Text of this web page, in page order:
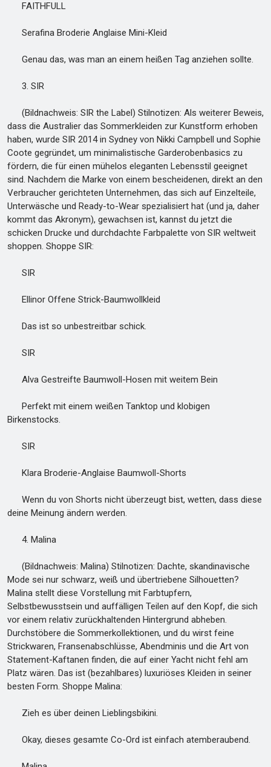
FAITHFULL
Serafina Broderie Anglaise Mini-Kleid
Genau das, was man an einem heißen Tag anziehen sollte.
3. SIR
(Bildnachweis: SIR the Label) Stilnotizen: Als weiterer Beweis,
dass die Australier das Sommerkleiden zur Kunstform erhoben
haben, wurde SIR 2014 in Sydney von Nikki Campbell und Sophie
Coote gegründet, um minimalistische Garderobenbasics zu
fördern, die für einen mühelos eleganten Lebensstil geeignet
sind. Nachdem die Marke von einem bescheidenen, direkt an den
Verbraucher gerichteten Unternehmen, das sich auf Einzelteile,
Unterwäsche und Ready-to-Wear spezialisiert hat (und ja, daher
kommt das Akronym), gewachsen ist, kannst du jetzt die
schicken Drucke und durchdachte Farbpalette von SIR weltweit
shoppen. Shoppe SIR:
SIR
Ellinor Offene Strick-Baumwollkleid
Das ist so unbestreitbar schick.
SIR
Alva Gestreifte Baumwoll-Hosen mit weitem Bein
Perfekt mit einem weißen Tanktop und klobigen
Birkenstocks.
SIR
Klara Broderie-Anglaise Baumwoll-Shorts
Wenn du von Shorts nicht überzeugt bist, wetten, dass diese
deine Meinung ändern werden.
4. Malina
(Bildnachweis: Malina) Stilnotizen: Dachte, skandinavische
Mode sei nur schwarz, weiß und übertriebene Silhouetten?
Malina stellt diese Vorstellung mit Farbtupfern,
Selbstbewusstsein und auffälligen Teilen auf den Kopf, die sich
vor einem relativ zurückhaltenden Hintergrund abheben.
Durchstöbere die Sommerkollektionen, und du wirst feine
Strickwaren, Fransenabschlüsse, Abendminis und die Art von
Statement-Kaftanen finden, die auf einer Yacht nicht fehl am
Platz wären. Das ist (bezahlbares) luxuriöses Kleiden in seiner
besten Form. Shoppe Malina:
Zieh es über deinen Lieblingsbikini.
Okay, dieses gesamte Co-Ord ist einfach atemberaubend.